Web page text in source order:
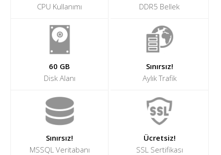
CPU Kullanımı
DDR5 Bellek
60 GB
Disk Alanı
Sınırsız!
Aylık Trafik
Sınırsız!
MSSQL Veritabanı
Ücretsiz!
SSL Sertifikası